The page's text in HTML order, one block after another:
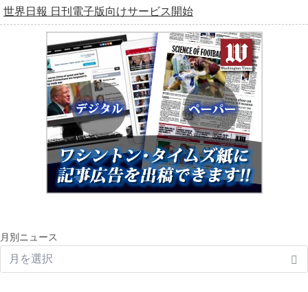
世界日報 日刊電子版向けサービス開始
月別ニュース